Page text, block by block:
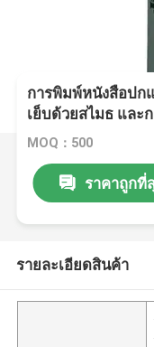
การพิมพ์หนังสือปก
เย็บด้วยสไมธ และ
MOQ：500
ราคาถูกที่
รายละเอียดสินค้า